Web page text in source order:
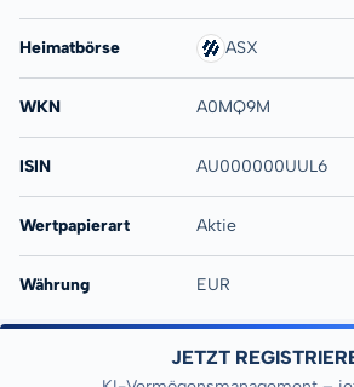
Heimatbörse ASX
WKN A0MQ9M
ISIN AU000000UUL6
Wertpapierart Aktie
Währung EUR
JETZT